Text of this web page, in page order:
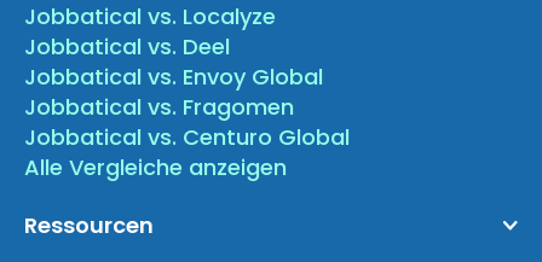
Jobbatical vs. Localyze
Jobbatical vs. Deel
Jobbatical vs. Envoy Global
Jobbatical vs. Fragomen
Jobbatical vs. Centuro Global
Alle Vergleiche anzeigen
Ressourcen